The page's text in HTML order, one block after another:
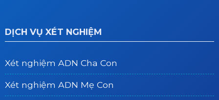
DỊCH VỤ XÉT NGHIỆM
Xét nghiệm ADN Cha Con
Xét nghiệm ADN Mẹ Con